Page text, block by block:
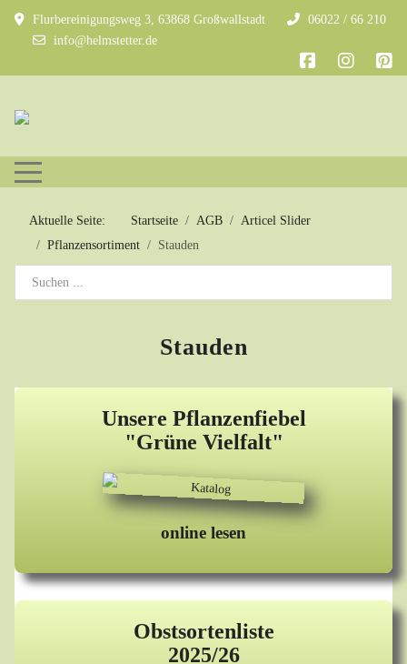
Flurbereinigungsweg 3, 63868 Großwallstadt
06022 / 66 210
info@helmstetter.de
Mobile Menu Toggle
Aktuelle Seite: Startseite AGB
Articel Slider
Pflanzensortiment
Stauden
Unsere Pflanzenfiebel
"Grüne Vielfalt"
online lesen
Obstsortenliste
2025/26
Stauden